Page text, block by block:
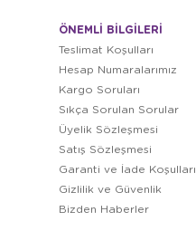
ÖNEMLİ BİLGİLERİ
Teslimat Koşulları
Hesap Numaralarımız
Kargo Soruları
Sıkça Sorulan Sorular
Üyelik Sözleşmesi
Satış Sözleşmesi
Garanti ve İade Koşulları
Gizlilik ve Güvenlik
Bizden Haberler